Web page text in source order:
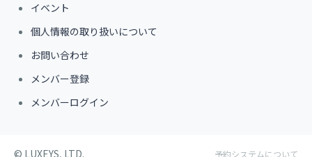
イベント
個人情報の取り扱いについて
お問い合わせ
メンバー登録
メンバーログイン
©︎ LUXEYS, LTD. 予約システムについて